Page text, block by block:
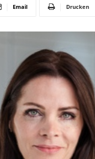
Email Drucken